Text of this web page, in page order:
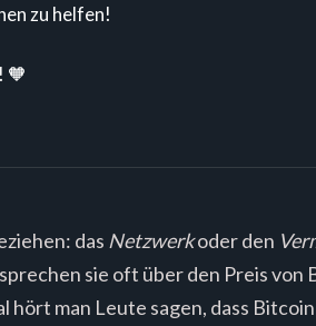
zu helfen!
🧡
das Netzwerkoder den
sie oft über den Preis von
hört man Leute sagen, dass Bitcoin